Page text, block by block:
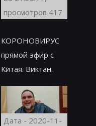
просмотров 417
КОРОНОВИРУС
прямой эфир с
Китая. Виктан.
Дата - 2020-11-